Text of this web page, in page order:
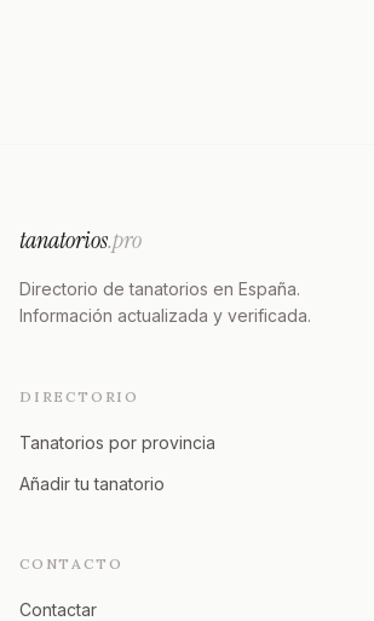
tanatorios.pro
Directorio de tanatorios en España.
Información actualizada y verificada.
DIRECTORIO
Tanatorios por provincia
Añadir tu tanatorio
CONTACTO
Contactar